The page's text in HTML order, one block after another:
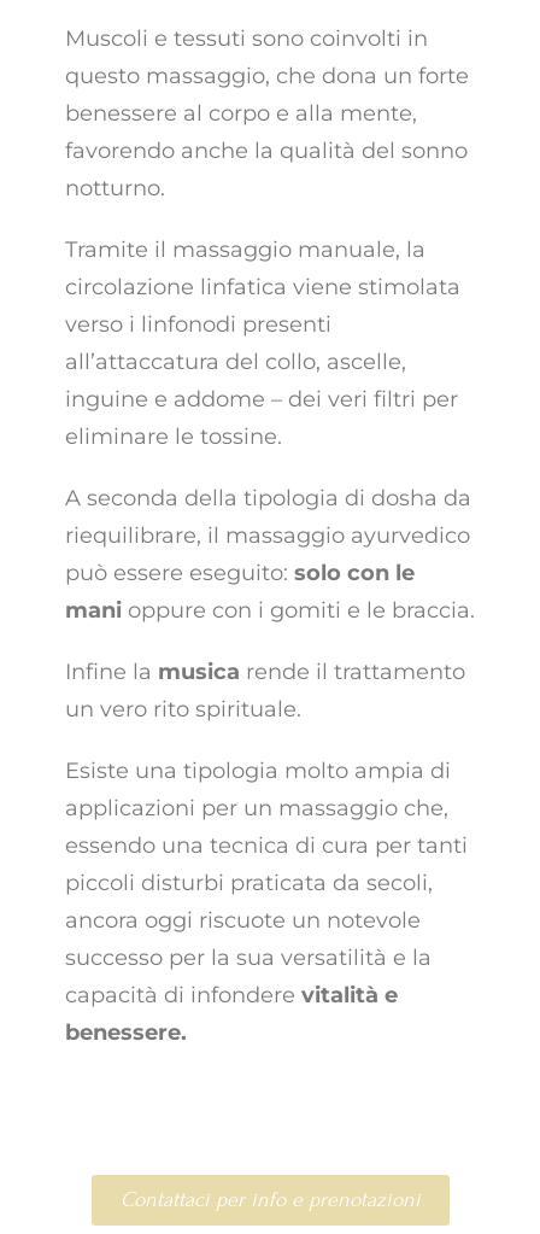
Muscoli e tessuti sono coinvolti in
questo massaggio, che dona un forte
benessere al corpo e alla mente,
favorendo anche la qualità del sonno
notturno.
Tramite il massaggio manuale, la
circolazione linfatica viene stimolata
verso i linfonodi presenti
all’attaccatura del collo, ascelle,
inguine e addome – dei veri filtri per
eliminare le tossine.
A seconda della tipologia di dosha da
riequilibrare, il massaggio ayurvedico
può essere eseguito: solo con le
mani oppure con i gomiti e le braccia.
Infine la musica rende il trattamento
un vero rito spirituale.
Esiste una tipologia molto ampia di
applicazioni per un massaggio che,
essendo una tecnica di cura per tanti
piccoli disturbi praticata da secoli,
ancora oggi riscuote un notevole
successo per la sua versatilità e la
capacità di infondere vitalità e
benessere.
Contattaci per info e prenotazioni